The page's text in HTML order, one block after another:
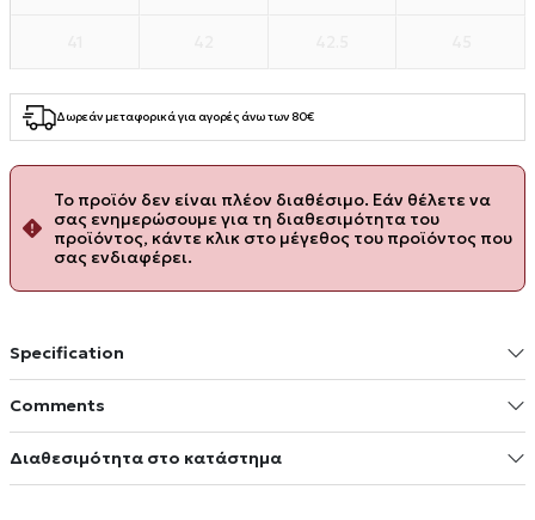
Δωρεάν μεταφορικά για αγορές άνω των 80€
Το προϊόν δεν είναι πλέον διαθέσιμο. Εάν θέλετε να
σας ενημερώσουμε για τη διαθεσιμότητα του
προϊόντος, κάντε κλικ στο μέγεθος του προϊόντος που
σας ενδιαφέρει.
Specification
Comments
Διαθεσιμότητα στο κατάστημα